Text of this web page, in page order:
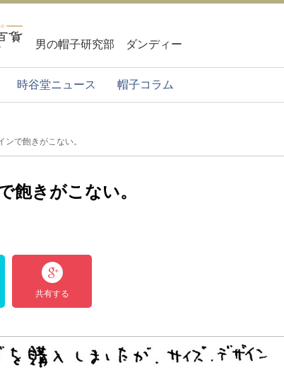
男の帽子研究部 ダンディー
時谷堂ニュース 帽子コラム
ンで飽きがこない。
飽きがこない。
共有する